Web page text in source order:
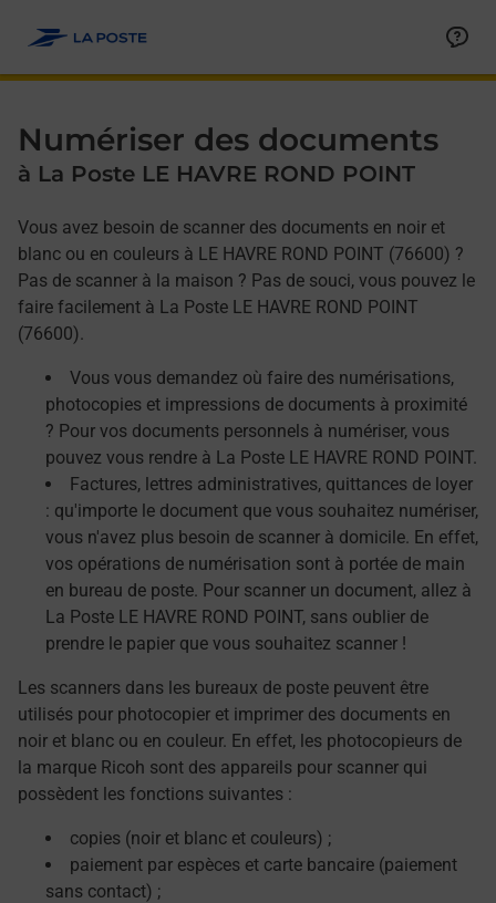
Numériser des documents
à La Poste LE HAVRE ROND POINT
Vous avez besoin de scanner des documents en noir et
blanc ou en couleurs à LE HAVRE ROND POINT (76600) ?
Pas de scanner à la maison ? Pas de souci, vous pouvez le
faire facilement à La Poste LE HAVRE ROND POINT
(76600).
Vous vous demandez où faire des numérisations,
photocopies et impressions de documents à proximité
? Pour vos documents personnels à numériser, vous
pouvez vous rendre à La Poste LE HAVRE ROND POINT.
Factures, lettres administratives, quittances de loyer
: qu'importe le document que vous souhaitez numériser,
vous n'avez plus besoin de scanner à domicile. En effet,
vos opérations de numérisation sont à portée de main
en bureau de poste. Pour scanner un document, allez à
La Poste LE HAVRE ROND POINT, sans oublier de
prendre le papier que vous souhaitez scanner !
Les scanners dans les bureaux de poste peuvent être
utilisés pour photocopier et imprimer des documents en
noir et blanc ou en couleur. En effet, les photocopieurs de
la marque Ricoh sont des appareils pour scanner qui
possèdent les fonctions suivantes :
copies (noir et blanc et couleurs) ;
paiement par espèces et carte bancaire (paiement
sans contact) ;